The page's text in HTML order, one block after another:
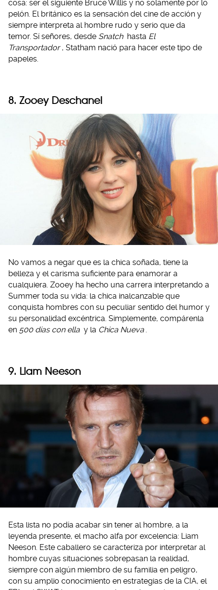
cosa: ser el siguiente Bruce Willis y no solamente por lo
pelón. El británico es la sensación del cine de acción y
siempre interpreta al hombre rudo y serio que da
temor. Sí señores, desde Snatch hasta El
Transportador , Statham nació para hacer este tipo de
papeles.
8. Zooey Deschanel
No vamos a negar que es la chica soñada, tiene la
belleza y el carisma suficiente para enamorar a
cualquiera. Zooey ha hecho una carrera interpretando a
Summer toda su vida: la chica inalcanzable que
conquista hombres con su peculiar sentido del humor y
su personalidad excéntrica. Simplemente, compárenla
en 500 días con ella y la Chica Nueva
9. Liam Neeson
Esta lista no podía acabar sin tener al hombre, a la
leyenda presente, el macho alfa por excelencia: Liam
Neeson. Este caballero se caracteriza por interpretar al
hombre cuyas situaciones sobrepasan la realidad,
siempre con algún miembro de su familia en peligro,
con su amplio conocimiento en estrategias de la CIA, el